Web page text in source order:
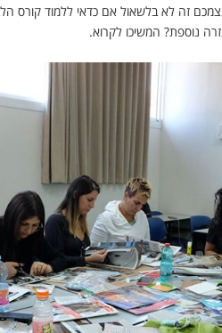
זה לא בלשאול אם כדאי ללמוד קורס
נוספת? המשיכו לקרוא.